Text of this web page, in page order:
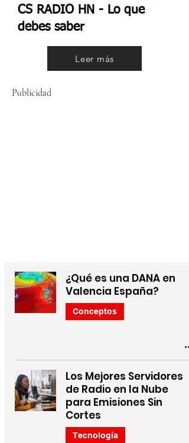
CS RADIO HN - Lo que
debes saber
Leer más
Publicidad
¿Qué es una DANA en
Valencia España?
Conceptos
Los Mejores Servidores
de Radio en la Nube
para Emisiones Sin
Cortes
Tecnología